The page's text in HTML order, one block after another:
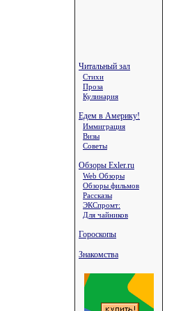
Читальный зал
Стихи
Проза
Кулинария
Едем в Америку!
Иммиграция
Визы
Советы
Обзоры Exler.ru
Web Обзоры
Обзоры фильмов
Рассказы
ЭКСпромт:
Для чайников
Гороскопы
Знакомства